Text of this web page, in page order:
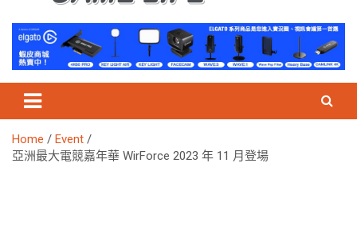
Home
Event
亞洲最大電競嘉年華 WirForce 2023 年 11 月登場